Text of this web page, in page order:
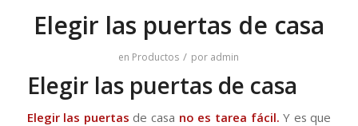
Elegir las puertas de casa
en Productos / por admin
Elegir las puertas de casa
Elegir las puertas de casa no es tarea fácil. Y es que